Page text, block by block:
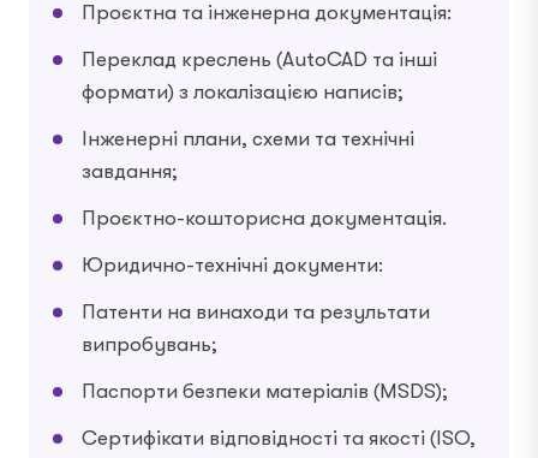
Проєктна та інженерна документація:
Переклад креслень (AutoCAD та інші
формати) з локалізацією написів;
Інженерні плани, схеми та технічні
завдання;
Проєктно-кошторисна документація.
Юридично-технічні документи:
Патенти на винаходи та результати
випробувань;
Паспорти безпеки матеріалів (MSDS);
Сертифікати відповідності та якості (ISO,